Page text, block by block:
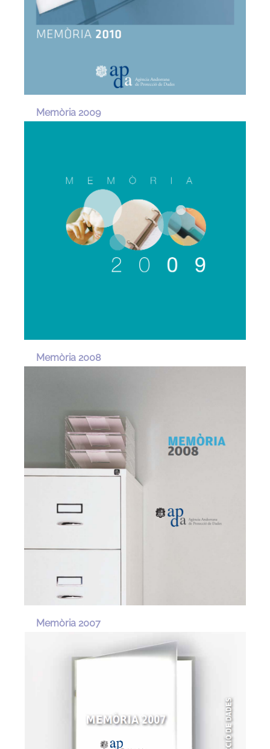
Memòria 2009
Memòria 2008
Memòria 2007